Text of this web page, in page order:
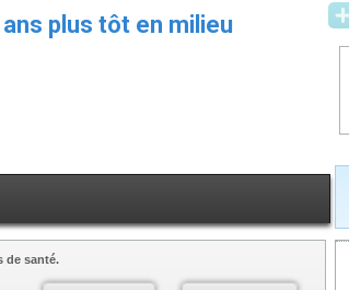
plus tôt en milieu
de santé.